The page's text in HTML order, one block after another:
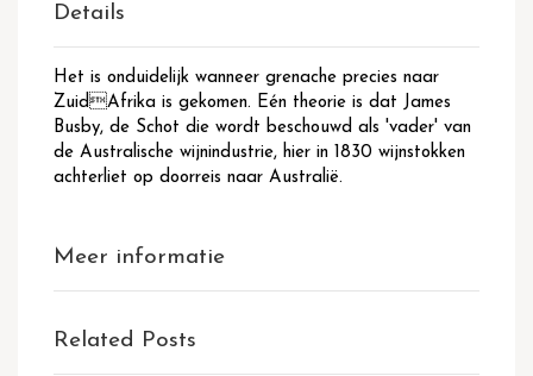
Details
Het is onduidelijk wanneer grenache precies naar
ZuidAfrika is gekomen. Eén theorie is dat James
Busby, de Schot die wordt beschouwd als 'vader' van
de Australische wijnindustrie, hier in 1830 wijnstokken
achterliet op doorreis naar Australië.
Meer informatie
Related Posts